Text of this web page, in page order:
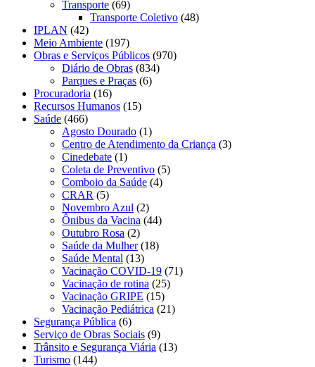
Transporte (69)
Transporte Coletivo (48)
IPLAN (42)
Meio Ambiente (197)
Obras e Serviços Públicos (970)
Diário de Obras (834)
Parques e Praças (6)
Procuradoria (16)
Recursos Humanos (15)
Saúde (466)
Agosto Dourado (1)
Centro de Atendimento da Criança (3)
Cinedebate (1)
Coleta de Preventivo (5)
Comboio da Saúde (4)
CRAR (5)
Novembro Azul (2)
Ônibus da Vacina (44)
Outubro Rosa (2)
Saúde da Mulher(18)
Saúde Mental (13)
Vacinação COVID-19 (71)
Vacinação de rotina (25)
Vacinação GRIPE (15)
Vacinação Pediátrica (21)
Segurança Pública (6)
Serviço de Obras Sociais (9)
Trânsito e Segurança Viária (13)
Turismo (144)